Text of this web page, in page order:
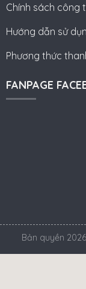
Chính sách công
Hướng dẫn sử
Phương thức
FANPAGE
Bản quyền